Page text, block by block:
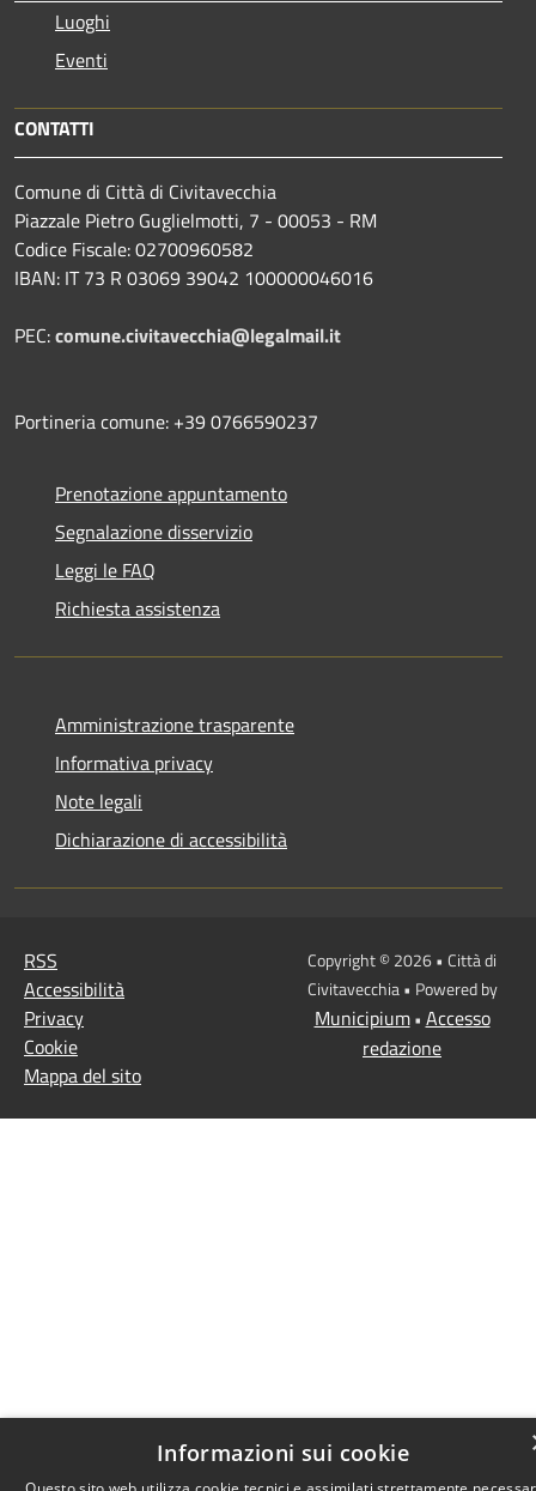
Luoghi
Eventi
CONTATTI
Comune di Città di Civitavecchia
Piazzale Pietro Guglielmotti, 7 - 00053 - RM
Codice Fiscale: 02700960582
IBAN: IT 73 R 03069 39042 100000046016
PEC:comune.civitavecchia@legalmail.it
Portineria comune: +39 0766590237
Prenotazione appuntamento
Segnalazione disservizio
Leggi le FAQ
Richiesta assistenza
Amministrazione trasparente
Informativa privacy
Note legali
Dichiarazione di accessibilità
RSS
Accessibilità
Privacy
Cookie
Mappa del sito
Copyright © 2026 • Città di
Civitavecchia • Powered by
Municipium• Accesso
redazione
Informazioni sui cookie